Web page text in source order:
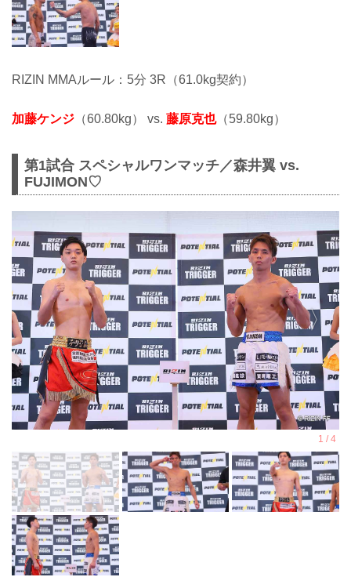
RIZIN MMAルール：5分 3R（61.0kg契約）
加藤ケンジ （60.80kg） vs. 藤原克也（59.80kg）
第1試合 スペシャルワンマッチ／森井翼 vs.
FUJIMON♡